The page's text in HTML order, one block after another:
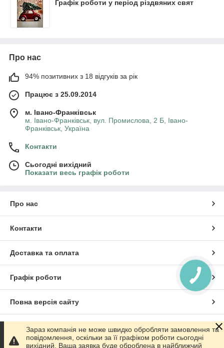
Графік роботи у період різдвяних свят
Про нас
94% позитивних з 18 відгуків за рік
Працює з 25.09.2014
м. Івано-Франківськ
м. Івано-Франківськ, вул. Промислова, 2 Б, Івано-
Франківськ, Україна
Контакти
Сьогодні вихідний
Показати весь графік роботи
Про нас
Контакти
Доставка та оплата
Графік роботи
Повна версія сайту
Сайт створено на маркетплейсі Prom.ua
Зараз компанія не може швидко обробляти замовлення та
повідомлення, оскільки за її графіком роботи сьогодні
вихідний. Ваша заявка буде оброблена в найближчий
КНОПКА
ЗВ'ЯЗКУ